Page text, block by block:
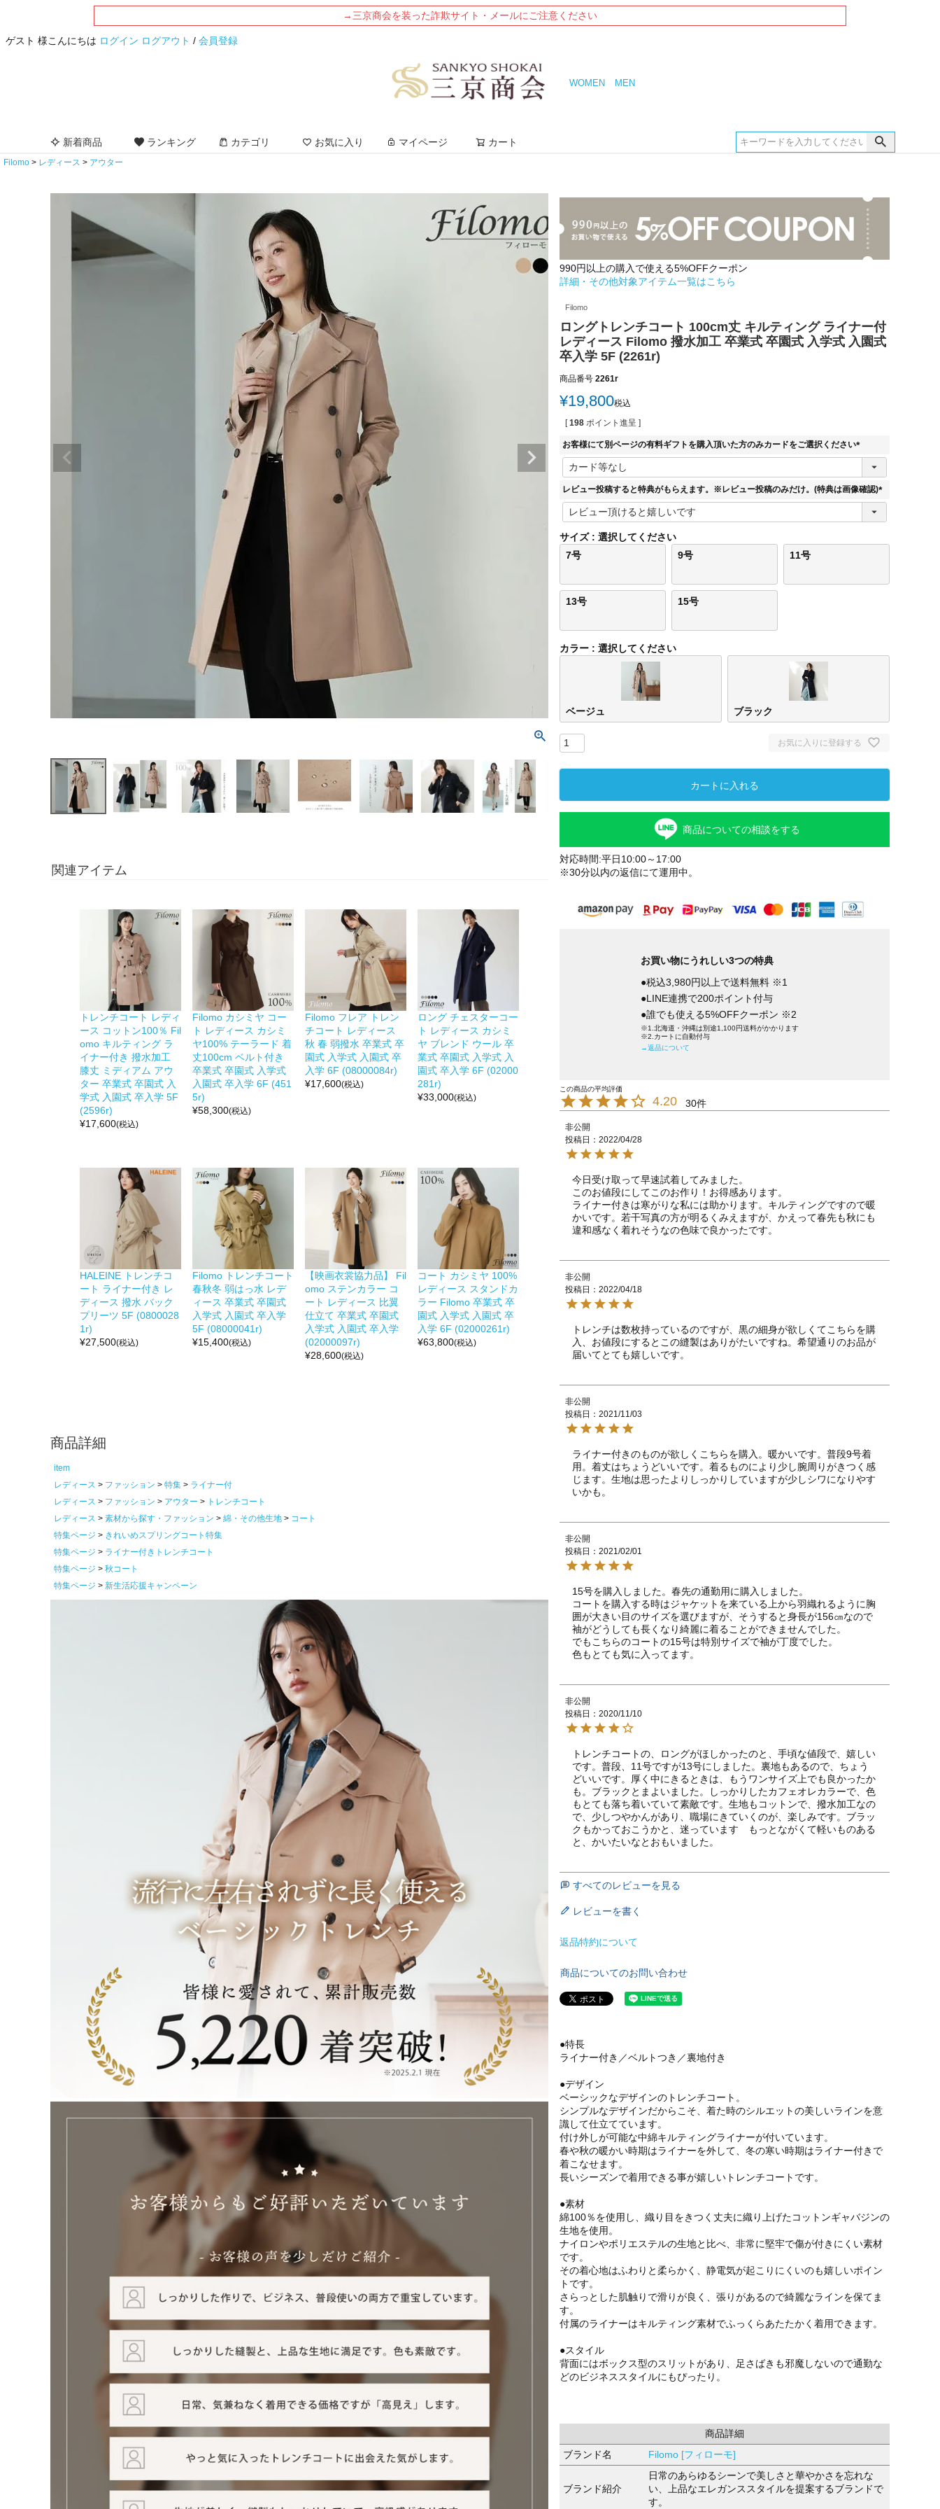
→三京商会を装った詐欺サイト・メールにご注意ください
ゲスト 様こんにちは ログイン ログアウト / 会員登録
WOMEN MEN
新着商品 ランキング カテゴリ お気に入り マイページ カート
Filomo レディース アウター
関連アイテム
トレンチコート レディ
ース コットン100％ Fil
omo キルティング ラ
イナー付き 撥水加工
膝丈 ミディアム アウ
ター 卒業式 卒園式 入
学式 入園式 卒入学 5F
(2596r)
¥17,600(税込)
Filomo カシミヤ コー
ト レディース カシミ
ヤ100% テーラード 着
丈100cm ベルト付き
卒業式 卒園式 入学式
入園式 卒入学 6F (451
5r)
¥58,300(税込)
Filomo フレア トレン
チコート レディース
秋 春 弱撥水 卒業式 卒
園式 入学式 入園式 卒
入学 6F (08000084r)
¥17,600(税込)
ロング チェスターコー
ト レディース カシミ
ヤ ブレンド ウール 卒
業式 卒園式 入学式 入
園式 卒入学 6F (02000
281r)
¥33,000(税込)
HALEINE トレンチコ
ート ライナー付き レ
ディース 撥水 バック
プリーツ 5F (0800028
1r)
¥27,500(税込)
Filomo トレンチコート
春秋冬 弱はっ水 レデ
ィース 卒業式 卒園式
入学式 入園式 卒入学
5F (08000041r)
¥15,400(税込)
【映画衣裳協力品】 Fil
omo ステンカラー コ
ート レディース 比翼
仕立て 卒業式 卒園式
入学式 入園式 卒入学
(02000097r)
¥28,600(税込)
コート カシミヤ 100%
レディース スタンドカ
ラー Filomo 卒業式 卒
園式 入学式 入園式 卒
入学 6F (02000261r)
¥63,800(税込)
商品詳細
item
レディース
ファッション 特集
ライナー付
レディース
ファッション アウター
トレンチコート
レディース
素材から探す・ファッション 綿・その他生地
コート
特集ページ
きれいめスプリングコート特集
特集ページ
ライナー付きトレンチコート
特集ページ
秋コート
特集ページ
新生活応援キャンペーン
990円以上の購入で使える5%OFFクーポン
詳細・その他対象アイテム一覧はこちら
Filomo
ロングトレンチコート 100cm丈 キルティング ライナー付
レディース Filomo 撥水加工 卒業式 卒園式 入学式 入園式
卒入学 5F (2261r)
商品番号 2261r
¥19,800税込
[ 198 ポイント進呈 ]
お客様にて別ページの有料ギフトを購入頂いた方のみカードをご選択ください
(
須
レビュー投稿すると特典がもらえます。※レビュー投稿のみだけ。(特典は画像確認)
(
)
サイズ
選択してください
7号
9号 11号
13号 15号
カラー 選択してください
ベージュ ブラック
お気に入りに登録する
カートに入れる
商品についての相談をする
対応時間:平日10:00～17:00
※30分以内の返信にて運用中。
お買い物にうれしい3つの特典
●税込3,980円以上で送料無料 ※1
●LINE連携で200ポイント付与
●誰でも使える5%OFFクーポン ※2
※1.北海道・沖縄は別途1,100円送料がかかります
※2.カートに自動付与
→返品について
4.20 30
非公開
投稿日
2022/04/28
今日受け取って早速試着してみました。
このお値段にしてこのお作り！お得感あります。
ライナー付きは寒がりな私には助かります。キルティングですので暖
かいです。若干写真の方が明るくみえますが、かえって春先も秋にも
非公開
投稿日
2022/04/18
トレンチは数枚持っているのですが、黒の細身が欲しくてこちらを購
入、お値段にするとこの縫製はありがたいですね。希望通りのお品が
届いてとても嬉しいです。
非公開
投稿日
2021/11/03
ライナー付きのものが欲しくこちらを購入。暖かいです。普段9号着
用。着丈はちょうどいいです。着るものにより少し腕周りがきつく感
じます。生地は思ったよりしっかりしていますが少しシワになりやす
いかも。
非公開
投稿日
2021/02/01
15号を購入しました。春先の通勤用に購入しました。
コートを購入する時はジャケットを来ている上から羽織れるように胸
囲が大きい目のサイズを選びますが、そうすると身長が156㎝なので
袖がどうしても長くなり綺麗に着ることができませんでした。
でもこちらのコートの15号は特別サイズで袖が丁度でした。
色もとても気に入ってます。
非公開
投稿日
2020/11/10
トレンチコートの、ロングがほしかったのと、手頃な値段で、嬉しい
です。普段、11号ですが13号にしました。裏地もあるので、ちょう
どいいです。厚く中にきるときは、もうワンサイズ上でも良かったか
も。ブラックとまよいました。しっかりしたカフェオレカラーで、色
もとても落ち着いていて素敵です。生地もコットンで、撥水加工なの
で、少しつやかんがあり、職場にきていくのが、楽しみです。ブラッ
クもかっておこうかと、迷っています　もっとながくて軽いものある
と、かいたいなとおもいました。
すべてのレビューを見る
レビューを書く
返品特約について
商品についてのお問い合わせ
●特長
ライナー付き／ベルトつき／裏地付き
●デザイン
ベーシックなデザインのトレンチコート。
シンプルなデザインだからこそ、着た時のシルエットの美しいラインを意
識して仕立てています。
付け外しが可能な中綿キルティングライナーが付いています。
春や秋の暖かい時期はライナーを外して、冬の寒い時期はライナー付きで
着こなせます。
長いシーズンで着用できる事が嬉しいトレンチコートです。
●素材
綿100％を使用し、織り目をきつく丈夫に織り上げたコットンギャバジンの
生地を使用。
ナイロンやポリエステルの生地と比べ、非常に堅牢で傷が付きにくい素材
です。
その着心地はふわりと柔らかく、静電気が起こりにくいのも嬉しいポイン
トです。
さらっとした肌触りで滑りが良く、張りがあるので綺麗なラインを保てま
す。
付属のライナーはキルティング素材でふっくらあたたかく着用できます。
●スタイル
背面にはボックス型のスリットがあり、足さばきも邪魔しないので通勤な
どのビジネススタイルにもぴったり。
商品詳細
ブランド名
Filomo [フィローモ]
ブランド紹介
日常のあらゆるシーンで美しさと華やかさを忘れな
い、上品なエレガンススタイルを提案するブランドで
す。